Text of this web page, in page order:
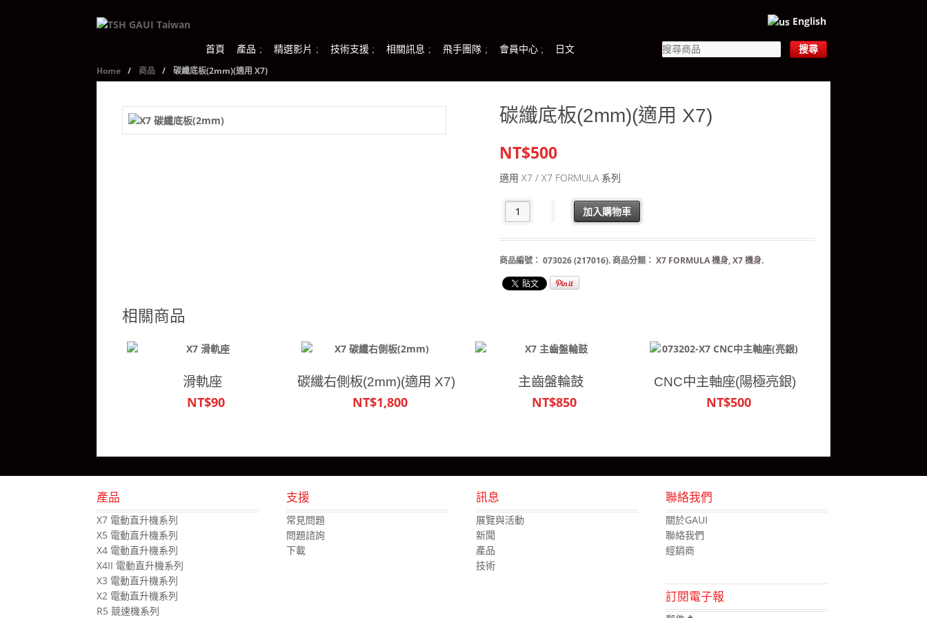
English
首頁 產品 精選影片 技術支援 相關訊息 飛手團隊 會員中心
日文
Home
/ 商品 / 碳纖底板(2mm)(適用 X7)
碳纖底板(2mm)(適用 X7)
NT$500
適用 X7 / X7 FORMULA 系列
加入購物車
商品編號： 073026 (217016).商品分類： X7 FORMULA 機身,X7 機身.
相關商品
滑軌座
NT$90
碳纖右側板(2mm)(適用 X7)
NT$1,800
主齒盤輪鼓
NT$850
CNC中主軸座(陽極亮銀)
NT$500
產品
X7 電動直升機系列
X5 電動直升機系列
X4 電動直升機系列
X4II 電動直升機系列
X3 電動直升機系列
X2 電動直升機系列
R5 競速機系列
支援
常見問題
問題諮詢
下載
訊息
展覽與活動
新聞
產品
技術
聯絡我們
關於GAUI
聯絡我們
經銷商
訂閱電子報